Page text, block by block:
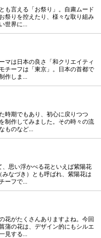
も言える「お祭り」。自粛ムード
祭りを控えたり、様々な取り組み
世界に...
マは日本の良さ「和クリエイティ
チーフは「東京」。日本の首都で
作しま...
時期でもあり、初心に戻りつつ
制作してみました。その時々の流
ものなど...
思い浮かべる花といえば紫陽花
なづき）とも呼ばれ、紫陽花は
ーフで...
花がたくさんありますよね。今回
蒲の花は、デザイン的にもシルエ
見する...